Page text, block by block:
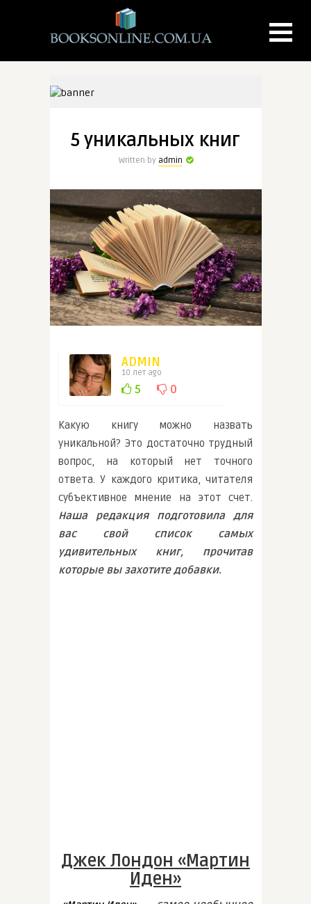
5 уникальных книг
Written by admin
ADMIN
10 лет ago
5 0
Какую книгу можно назвать
уникальной? Это достаточно трудный
вопрос, на который нет точного
ответа. У каждого критика, читателя
субъективное мнение на этот счет.
Наша редакция подготовила для
вас свой список самых
удивительных книг, прочитав
которые вы захотите добавки.
Джек Лондон «Мартин
Иден»